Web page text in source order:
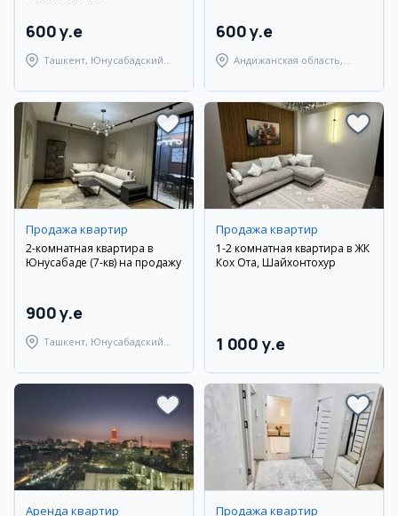
600 y.e
Ташкент, Юнусабадский
600 y.e
Андижанская область,
Продажа квартир
2-комнатная квартира в
Юнусабаде (7-кв) на продажу
900 y.e
Ташкент, Юнусабадский
Продажа квартир
1-2 комнатная квартира в ЖК
Кох Ота, Шайхонтохур
1 000 y.e
Аренда квартир Продажа квартир